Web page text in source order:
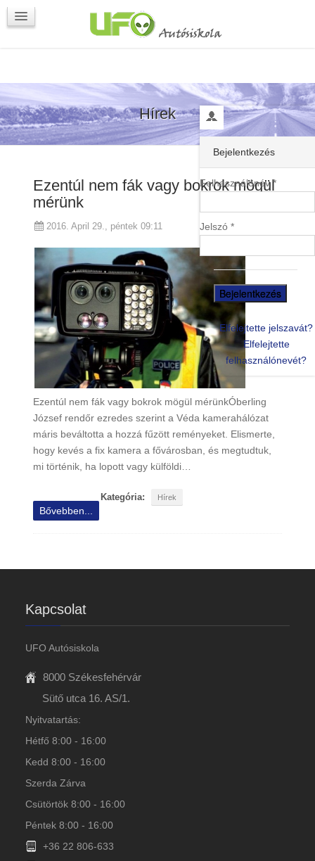
Programok
Bejelentkezés
Felhasználónév *
Jelszó *
Elfelejtette jelszavát?
Elfelejtette
felhasználónevét?
Hírek
Ezentúl nem fák vagy bokrok mögül
mérünk
2016. April 29., péntek 09:11
Ezentúl nem fák vagy bokrok mögül mérünkÓberling
József rendőr ezredes szerint a Véda kamerahálózat
máris beváltotta a hozzá fűzött reményeket. Elismerte,
hogy kevés a fix kamera a fővárosban, és megtudtuk,
mi történik, ha lopott vagy külföldi…
Kategória: Hírek
Bővebben...
Kapcsolat
UFO Autósiskola
8000 Székesfehérvár
Sütő utca 16. AS/1.
Nyitvatartás:
Hétfő 8:00 - 16:00
Kedd 8:00 - 16:00
Szerda Zárva
Csütörtök 8:00 - 16:00
Péntek 8:00 - 16:00
+36 22 806-633